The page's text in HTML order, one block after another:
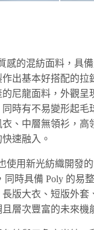
感的混紡面料，具
出基本好搭配的拉
尼龍面料，外觀呈
時有不易變形起毛
、中層無領衫，高
速融入。
使用新光紡織開發
時具備 Poly 的易
版大衣、短版外套
層次豐富的未來機